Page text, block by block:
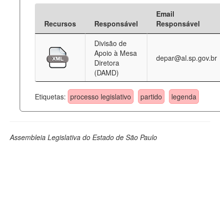
Recursos Responsável
Email
Responsável
Divisão de
Apoio à Mesa
Diretora
(DAMD)
depar@al.sp.gov.br
Etiquetas: processo legislativo partido legenda
Assembleia Legislativa do Estado de São Paulo